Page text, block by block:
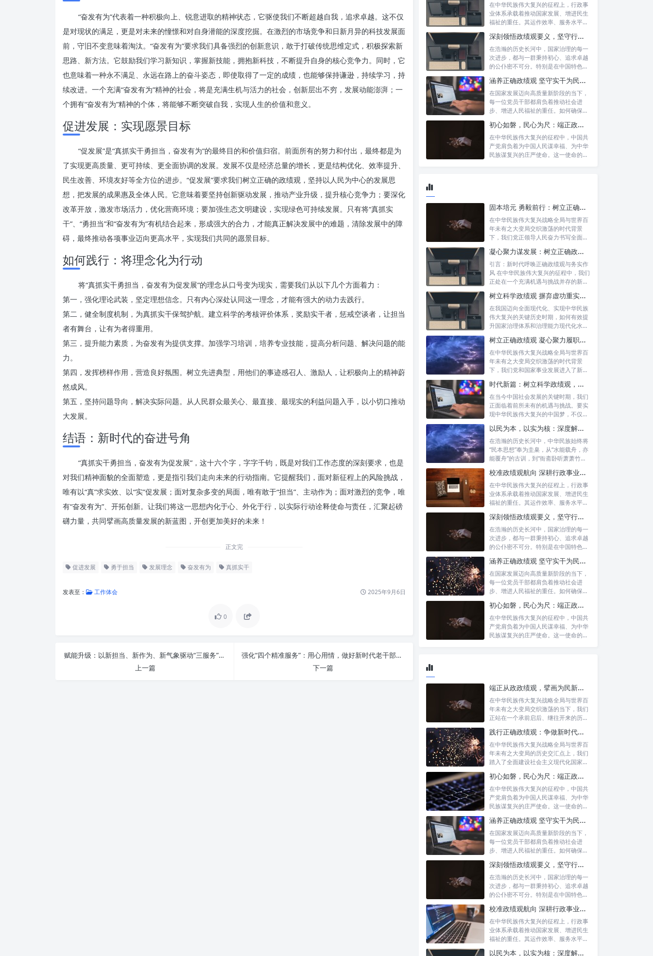
“奋发有为”代表着一种积极向上、锐意进取的精神状态，它驱使我们不断超越自我，追求卓越。这不仅
是对现状的满足，更是对未来的憧憬和对自身潜能的深度挖掘。在激烈的市场竞争和日新月异的科技发展面
前，守旧不变意味着淘汰。“奋发有为”要求我们具备强烈的创新意识，敢于打破传统思维定式，积极探索新
思路、新方法。它鼓励我们学习新知识，掌握新技能，拥抱新科技，不断提升自身的核心竞争力。同时，它
也意味着一种永不满足、永远在路上的奋斗姿态，即使取得了一定的成绩，也能够保持谦逊，持续学习，持
续改进。一个充满“奋发有为”精神的社会，将是充满生机与活力的社会，创新层出不穷，发展动能澎湃；一
个拥有“奋发有为”精神的个体，将能够不断突破自我，实现人生的价值和意义。
促进发展：实现愿景目标
“促发展”是“真抓实干勇担当，奋发有为”的最终目的和价值归宿。前面所有的努力和付出，最终都是为
了实现更高质量、更可持续、更全面协调的发展。发展不仅是经济总量的增长，更是结构优化、效率提升、
民生改善、环境友好等全方位的进步。“促发展”要求我们树立正确的政绩观，坚持以人民为中心的发展思
想，把发展的成果惠及全体人民。它意味着要坚持创新驱动发展，推动产业升级，提升核心竞争力；要深化
改革开放，激发市场活力，优化营商环境；要加强生态文明建设，实现绿色可持续发展。只有将“真抓实
干”、“勇担当”和“奋发有为”有机结合起来，形成强大的合力，才能真正解决发展中的难题，清除发展中的障
碍，最终推动各项事业迈向更高水平，实现我们共同的愿景目标。
如何践行：将理念化为行动
将“真抓实干勇担当，奋发有为促发展”的理念从口号变为现实，需要我们从以下几个方面着力：
第一，强化理论武装，坚定理想信念。只有内心深处认同这一理念，才能有强大的动力去践行。
第二，健全制度机制，为真抓实干保驾护航。建立科学的考核评价体系，奖励实干者，惩戒空谈者，让担当
者有舞台，让有为者得重用。
第三，提升能力素质，为奋发有为提供支撑。加强学习培训，培养专业技能，提高分析问题、解决问题的能
力。
第四，发挥榜样作用，营造良好氛围。树立先进典型，用他们的事迹感召人、激励人，让积极向上的精神蔚
然成风。
第五，坚持问题导向，解决实际问题。从人民群众最关心、最直接、最现实的利益问题入手，以小切口推动
大发展。
结语：新时代的奋进号角
“真抓实干勇担当，奋发有为促发展”，这十六个字，字字千钧，既是对我们工作态度的深刻要求，也是
对我们精神面貌的全面塑造，更是指引我们走向未来的行动指南。它提醒我们，面对新征程上的风险挑战，
唯有以“真”求实效、以“实”促发展；面对复杂多变的局面，唯有敢于“担当”、主动作为；面对激烈的竞争，唯
有“奋发有为”、开拓创新。让我们将这一思想内化于心、外化于行，以实际行动诠释使命与责任，汇聚起磅
礴力量，共同擘画高质量发展的新蓝图，开创更加美好的未来！
正文完
促进发展 勇于担当 发展理念 奋发有为 真抓实干
发表至： 工作体会 2025年9月6日
0
赋能升级：以新担当、新作为、新气象驱动“三服务”工作能力跃升
上一篇
强化“四个精准服务”：用心用情，做好新时代老干部工作
下一篇
在中华民族伟大复兴的征程上，行政事
业体系承载着推动国家发展、增进民生
福祉的重任。其运作效率、服务水平乃
深刻领悟政绩观要义，坚守行政事业初心：新时代公仆的使命与担当
在浩瀚的历史长河中，国家治理的每一
次进步，都与一群秉持初心、追求卓越
的公仆密不可分。特别是在中国特色社
涵养正确政绩观 坚守实干为民情怀：新时代干部成长的双重基石
在国家发展迈向高质量新阶段的当下，
每一位党员干部都肩负着推动社会进
步、增进人民福祉的重任。如何确保我
初心如磐，民心为尺：端正政绩价值取向，砥砺为民服务初心的新时代答卷
在中华民族伟大复兴的征程中，中国共
产党肩负着为中国人民谋幸福、为中华
民族谋复兴的庄严使命。这一使命的实
固本培元 勇毅前行：树立正确政绩观，坚守初心勇担当的时代命题与实践方略
在中华民族伟大复兴战略全局与世界百
年未有之大变局交织激荡的时代背景
下，我们党正领导人民奋力书写全面建
凝心聚力谋发展：树立正确政绩理念，锤炼务实工作作风
引言：新时代呼唤正确政绩观与务实作
风 在中华民族伟大复兴的征程中，我们
正处在一个充满机遇与挑战并存的新时
树立科学政绩观 摒弃虚功重实绩：迈向高质量发展的必由之路
在我国迈向全面现代化、实现中华民族
伟大复兴的关键历史时期，如何有效提
升国家治理体系和治理能力现代化水
树立正确政绩观 凝心聚力履职尽责：新时代干事创业的根本遵循
在中华民族伟大复兴战略全局与世界百
年未有之大变局交织激荡的时代背景
下，我们党和国家事业发展进入了新的
时代新篇：树立科学政绩观，摒弃虚功重实绩，迈向高质量发展
在当今中国社会发展的关键时期，我们
正面临着前所未有的机遇与挑战。要实
现中华民族伟大复兴的中国梦，不仅需
以民为本，以实为核：深度解析坚守为民初心与正确政绩观念的融合路径
在浩瀚的历史长河中，中华民族始终将
“民本思想”奉为圭臬，从“水能载舟，亦
能覆舟”的古训，到“衙斋卧听萧萧竹，
校准政绩观航向 深耕行政事业本职：新时代高质量发展的核心密码
在中华民族伟大复兴的征程上，行政事
业体系承载着推动国家发展、增进民生
福祉的重任。其运作效率、服务水平乃
深刻领悟政绩观要义，坚守行政事业初心：新时代公仆的使命与担当
在浩瀚的历史长河中，国家治理的每一
次进步，都与一群秉持初心、追求卓越
的公仆密不可分。特别是在中国特色社
涵养正确政绩观 坚守实干为民情怀：新时代干部成长的双重基石
在国家发展迈向高质量新阶段的当下，
每一位党员干部都肩负着推动社会进
步、增进人民福祉的重任。如何确保我
初心如磐，民心为尺：端正政绩价值取向，砥砺为民服务初心的新时代答卷
在中华民族伟大复兴的征程中，中国共
产党肩负着为中国人民谋幸福、为中华
民族谋复兴的庄严使命。这一使命的实
端正从政政绩观，擘画为民新篇章：勇担时代新使命的责任与自觉
在中华民族伟大复兴战略全局与世界百
年未有之大变局交织激荡的当下，我们
正站在一个承前启后、继往开来的历史
践行正确政绩观：争做新时代人民信赖的合格公职人员
在中华民族伟大复兴战略全局与世界百
年未有之大变局的历史交汇点上，我们
踏入了全面建设社会主义现代化国家的
初心如磐，民心为尺：端正政绩价值取向，砥砺为民服务初心的新时代答卷
在中华民族伟大复兴的征程中，中国共
产党肩负着为中国人民谋幸福、为中华
民族谋复兴的庄严使命。这一使命的实
涵养正确政绩观 坚守实干为民情怀：新时代干部成长的双重基石
在国家发展迈向高质量新阶段的当下，
每一位党员干部都肩负着推动社会进
步、增进人民福祉的重任。如何确保我
深刻领悟政绩观要义，坚守行政事业初心：新时代公仆的使命与担当
在浩瀚的历史长河中，国家治理的每一
次进步，都与一群秉持初心、追求卓越
的公仆密不可分。特别是在中国特色社
校准政绩观航向 深耕行政事业本职：新时代高质量发展的核心密码
在中华民族伟大复兴的征程上，行政事
业体系承载着推动国家发展、增进民生
福祉的重任。其运作效率、服务水平乃
以民为本，以实为核：深度解析坚守为民初心与正确政绩观念的融合路径